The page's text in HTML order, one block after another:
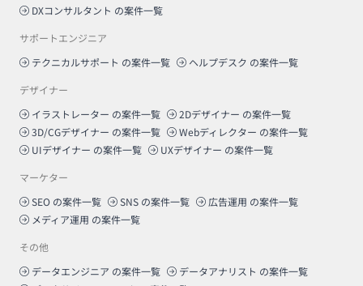
DXコンサルタント の案件一覧
サポートエンジニア
テクニカルサポート の案件一覧 ヘルプデスク の案件一覧
デザイナー
イラストレーター の案件一覧 2Dデザイナー の案件一覧
3D/CGデザイナー の案件一覧 Webディレクター の案件一覧
UIデザイナー の案件一覧 UXデザイナー の案件一覧
マーケター
SEO の案件一覧 SNS の案件一覧 広告運用 の案件一覧
メディア運用 の案件一覧
その他
データエンジニア の案件一覧 データアナリスト の案件一覧